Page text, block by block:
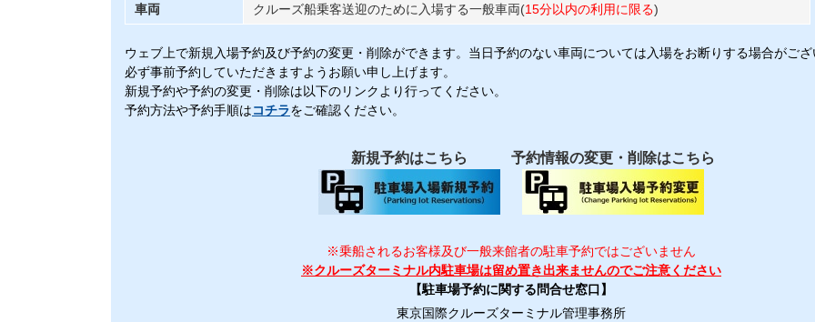
車両
クルーズ船乗客送迎のために入場する一般車両(15分以内の利用に限る)
ウェブ上で新規入場予約及び予約の変更・削除ができます。当日予約のない車両については入場をお断りする場合がご
必ず事前予約していただきますようお願い申し上げます。
新規予約や予約の変更・削除は以下のリンクより行ってください。
予約方法や予約手順はコチラをご確認ください。
新規予約はこちら 予約情報の変更・削除はこちら
※乗船されるお客様及び一般来館者の駐車予約ではございません
※クルーズターミナル内駐車場は留め置き出来ませんのでご注意ください
【駐車場予約に関する問合せ窓口】
東京国際クルーズターミナル管理事務所